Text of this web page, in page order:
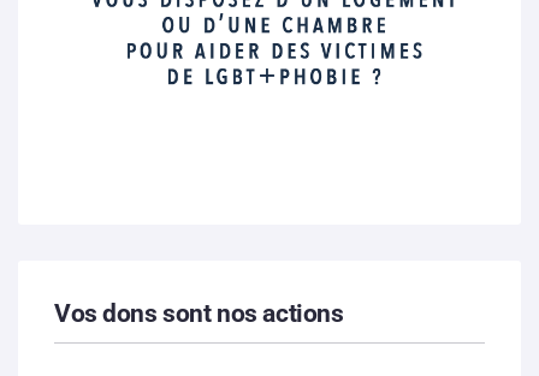
Vos dons sont nos actions